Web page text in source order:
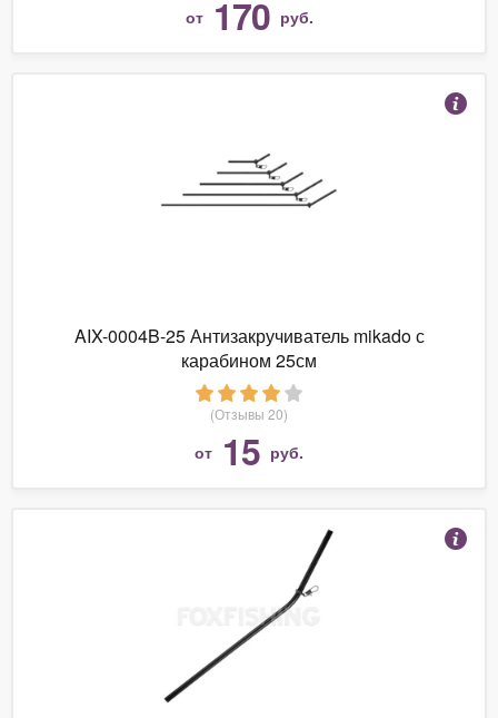
от 170 руб.
AIX-0004B-25 Антизакручиватель mikado с
карабином 25см
(Отзывы 20)
от 15 руб.